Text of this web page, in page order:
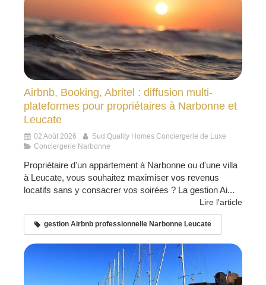
Airbnb, Booking, Abritel : diffusion multi-
plateformes pour propriétaires à Narbonne et
Leucate
02 Août 2026
Sud Quality Homes Conciergerie de Luxe
Conciergerie Narbonne
Propriétaire d'un appartement à Narbonne ou d'une villa
à Leucate, vous souhaitez maximiser vos revenus
locatifs sans y consacrer vos soirées ? La gestion Ai...
Lire l'article
gestion Airbnb professionnelle Narbonne Leucate